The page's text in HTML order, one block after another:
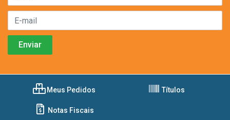
Meus Pedidos Títulos
Notas Fiscais